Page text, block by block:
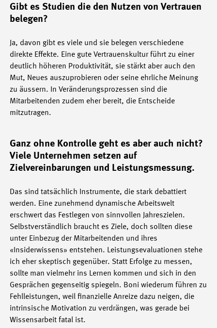
Gibt es Studien die den Nutzen von Vertrauen
belegen?
Ja, davon gibt es viele und sie belegen verschiedene
direkte Effekte. Eine gute Vertrauenskultur führt zu einer
deutlich höheren Produktivität, sie stärkt aber auch den
Mut, Neues auszuprobieren oder seine ehrliche Meinung
zu äussern. In Veränderungsprozessen sind die
Mitarbeitenden zudem eher bereit, die Entscheide
mitzutragen.
Ganz ohne Kontrolle geht es aber auch nicht?
Viele Unternehmen setzen auf
Zielvereinbarungen und Leistungsmessung.
Das sind tatsächlich Instrumente, die stark debattiert
werden. Eine zunehmend dynamische Arbeitswelt
erschwert das Festlegen von sinnvollen Jahreszielen.
Selbstverständlich braucht es Ziele, doch sollten diese
unter Einbezug der Mitarbeitenden und ihres
«Insiderwissens» entstehen. Leistungsevaluationen stehe
ich eher skeptisch gegenüber. Statt Erfolge zu messen,
sollte man vielmehr ins Lernen kommen und sich in den
Gesprächen gegenseitig spiegeln. Boni wiederum führen zu
Fehlleistungen, weil finanzielle Anreize dazu neigen, die
intrinsische Motivation zu verdrängen, was gerade bei
Wissensarbeit fatal ist.